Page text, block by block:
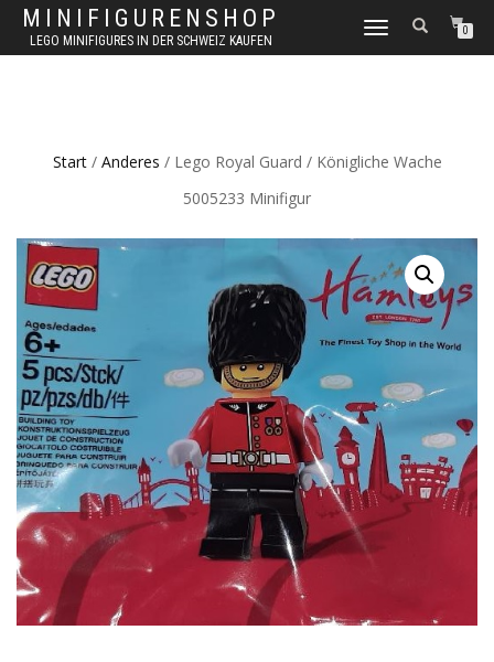
MINIFIGURENSHOP
LEGO MINIFIGURES IN DER SCHWEIZ KAUFEN
NAVIGATION
0
Start/ Anderes / Lego Royal Guard / Königliche Wache
5005233 Minifigur